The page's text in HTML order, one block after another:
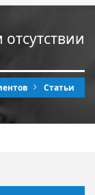
Статьи